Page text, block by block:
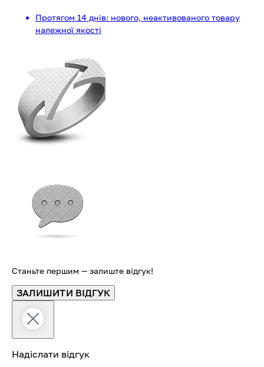
Протягом 14 днів: нового, неактивованого товару
належної якості
Станьте першим — залиште відгук!
ЗАЛИШИТИ ВІДГУК
Надіслати відгук